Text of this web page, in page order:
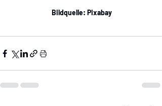
Bildquelle: Pixabay